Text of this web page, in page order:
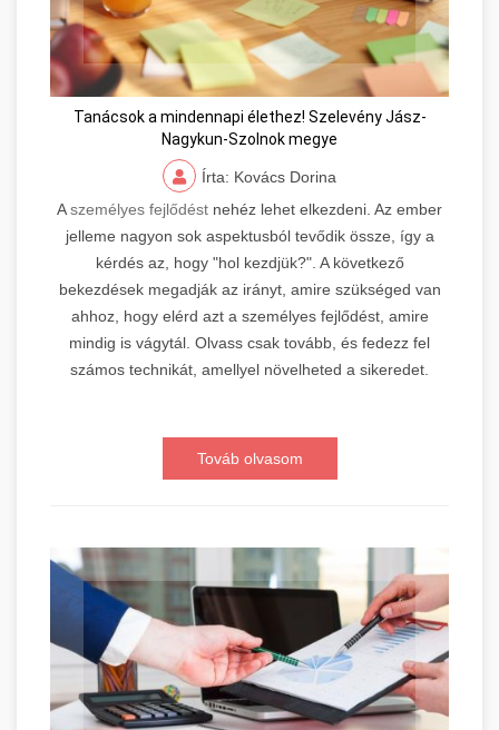
Tanácsok a mindennapi élethez! Szelevény Jász-
Nagykun-Szolnok megye
Írta: Kovács Dorina
Aszemélyes fejlődést nehéz lehet elkezdeni. Az ember
jelleme nagyon sok aspektusból tevődik össze, így a
kérdés az, hogy "hol kezdjük?". A következő
bekezdések megadják az irányt, amire szükséged van
ahhoz, hogy elérd azt a személyes fejlődést, amire
mindig is vágytál. Olvass csak tovább, és fedezz fel
számos technikát, amellyel növelheted a sikeredet.
Továb olvasom